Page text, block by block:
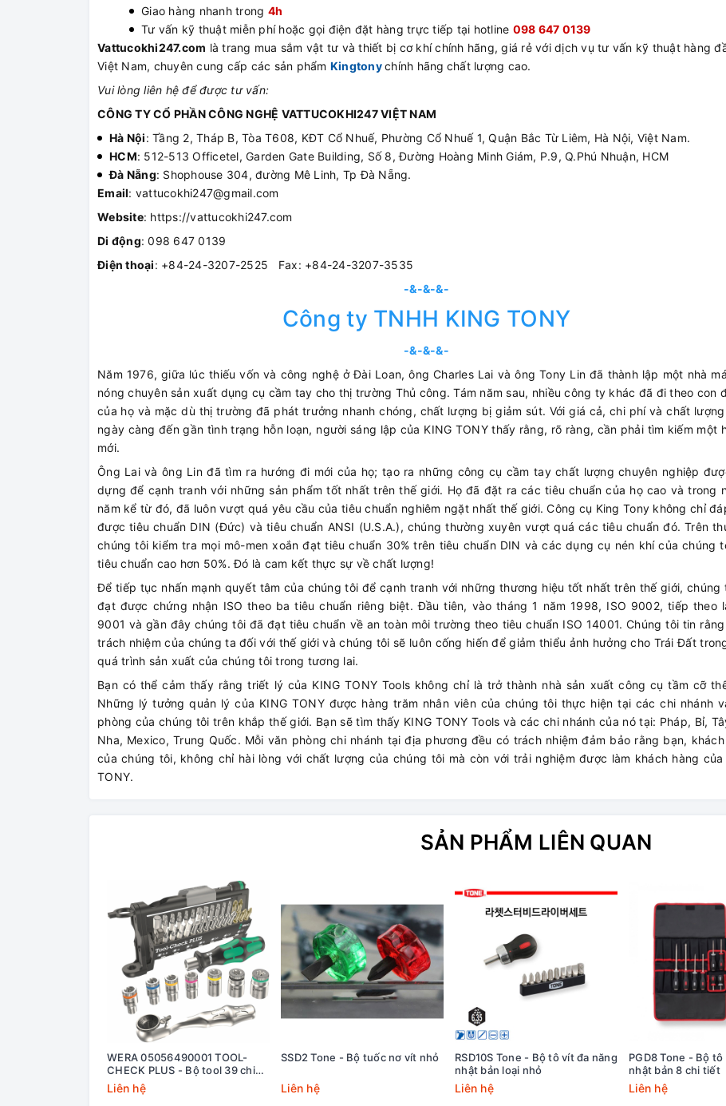
Giao hàng nhanh trong 4h
Tư vấn kỹ thuật miễn phí hoặc gọi điện đặt hàng trực tiếp tại hotline 098 647 0139
Vattucokhi247.com là trang mua sắm vật tư và thiết bị cơ khí chính hãng, giá rẻ với dịch vụ tư vấn kỹ thuật hàng
Việt Nam, chuyên cung cấp các sản phẩm Kingtonychính hãng chất lượng cao.
Vui lòng liên hệ để được tư vấn:
CÔNG TY CỔ PHẦN CÔNG NGHỆ VATTUCOKHI247 VIỆT NAM
Hà Nội: Tầng 2, Tháp B, Tòa T608, KĐT Cổ Nhuế, Phường Cổ Nhuế 1, Quận Bắc Từ Liêm, Hà Nội, Việt Nam.
HCM: 512-513 Officetel, Garden Gate Building, Số 8, Đường Hoàng Minh Giám, P.9, Q.Phú Nhuận, HCM
Đà Nẵng: Shophouse 304, đường Mê Linh, Tp Đà Nẵng.
Email: vattucokhi247@gmail.com
Website: https://vattucokhi247.com
Di động: 098 647 0139
Điện thoại: +84-24-3207-2525 Fax: +84-24-3207-3535
-&-&-&-
Công ty TNHH KING TONY
-&-&-&-
Năm 1976, giữa lúc thiếu vốn và công nghệ ở Đài Loan, ông Charles Lai và ông Tony Lin đã thành lập một nhà
nóng chuyên sản xuất dụng cụ cầm tay cho thị trường Thủ công. Tám năm sau, nhiều công ty khác đã đi theo con
của họ và mặc dù thị trường đã phát trưởng nhanh chóng, chất lượng bị giảm sút. Với giá cả, chi phí và chất
ngày càng đến gần tình trạng hỗn loạn, người sáng lập của KING TONY thấy rằng, rõ ràng, cần phải tìm kiếm một
mới.
Ông Lai và ông Lin đã tìm ra hướng đi mới của họ; tạo ra những công cụ cầm tay chất lượng chuyên nghiệp
dựng để cạnh tranh với những sản phẩm tốt nhất trên thế giới. Họ đã đặt ra các tiêu chuẩn của họ cao và trong
năm kể từ đó, đã luôn vượt quá yêu cầu của tiêu chuẩn nghiêm ngặt nhất thế giới. Công cụ King Tony không chỉ
được tiêu chuẩn DIN (Đức) và tiêu chuẩn ANSI (U.S.A.), chúng thường xuyên vượt quá các tiêu chuẩn đó. Trên
chúng tôi kiểm tra mọi mô-men xoắn đạt tiêu chuẩn 30% trên tiêu chuẩn DIN và các dụng cụ nén khí của chúng
tiêu chuẩn cao hơn 50%. Đó là cam kết thực sự về chất lượng!
Để tiếp tục nhấn mạnh quyết tâm của chúng tôi để cạnh tranh với những thương hiệu tốt nhất trên thế giới, chúng
đạt được chứng nhận ISO theo ba tiêu chuẩn riêng biệt. Đầu tiên, vào tháng 1 năm 1998, ISO 9002, tiếp theo
9001 và gần đây chúng tôi đã đạt tiêu chuẩn về an toàn môi trường theo tiêu chuẩn ISO 14001. Chúng tôi tin
trách nhiệm của chúng ta đối với thế giới và chúng tôi sẽ luôn cống hiến để giảm thiểu ảnh hưởng cho Trái Đất
quá trình sản xuất của chúng tôi trong tương lai.
Bạn có thể cảm thấy rằng triết lý của KING TONY Tools không chỉ là trở thành nhà sản xuất công cụ tầm cỡ
Những lý tưởng quản lý của KING TONY được hàng trăm nhân viên của chúng tôi thực hiện tại các chi nhánh
phòng của chúng tôi trên khắp thế giới. Bạn sẽ tìm thấy KING TONY Tools và các chi nhánh của nó tại: Pháp, Bỉ,
Nha, Mexico, Trung Quốc. Mỗi văn phòng chi nhánh tại địa phương đều có trách nhiệm đảm bảo rằng bạn,
của chúng tôi, không chỉ hài lòng với chất lượng của chúng tôi mà còn với trải nghiệm được làm khách hàng của
TONY.
SẢN PHẨM LIÊN QUAN
WERA 05056490001 TOOL-
CHECK PLUS - Bộ tool 39 chi
tiết cho xe đạp và xe đạp điện
Liên hệ
SSD2 Tone - Bộ tuốc nơ vít nhỏ
Liên hệ
RSD10S Tone - Bộ tô vít đa năng
nhật bản loại nhỏ
Liên hệ
PGD8 Tone - Bộ
nhật bản 8 chi tiết
Liên hệ